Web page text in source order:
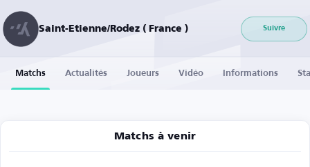
Saint-Etienne/Rodez ( France ) Suivre
Matchs Actualités Joueurs Vidéo Informations
Matchs à venir